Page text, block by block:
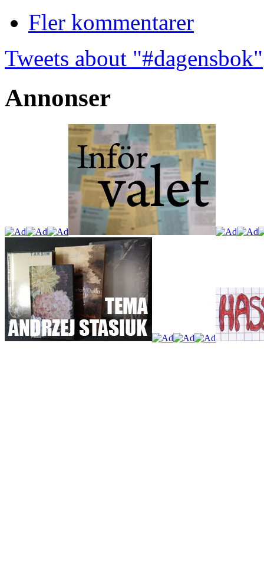
Fler kommentarer
Tweets about "#dagensbok"
Annonser